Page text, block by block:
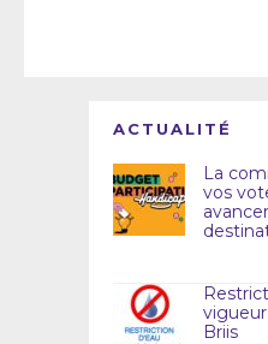
ACTUALITÉ
La
vos
Briis